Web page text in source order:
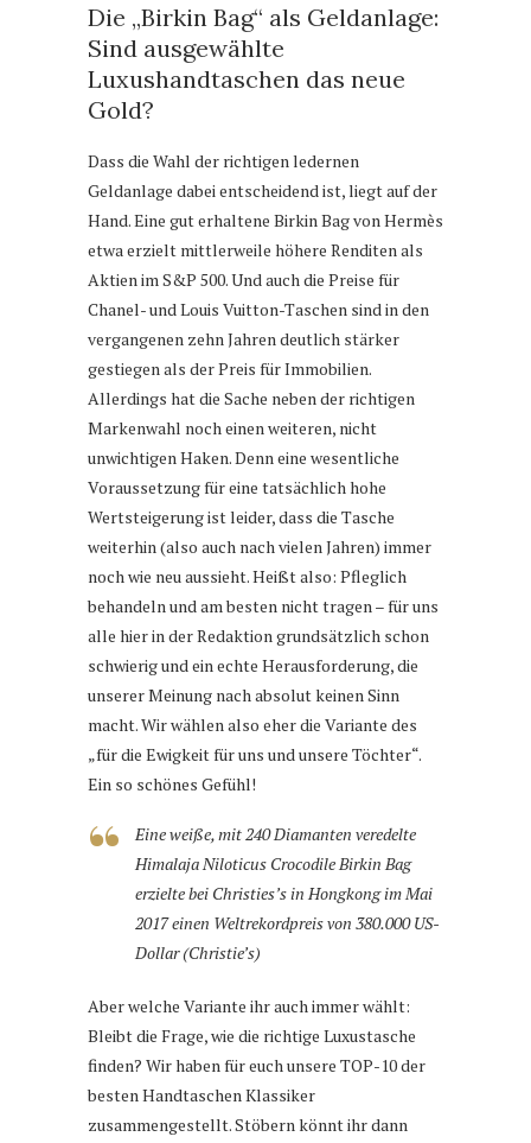
Die „Birkin Bag“ als Geldanlage:
Sind ausgewählte
Luxushandtaschen das neue
Gold?
Dass die Wahl der richtigen ledernen
Geldanlage dabei entscheidend ist, liegt auf der
Hand. Eine gut erhaltene Birkin Bag von Hermès
etwa erzielt mittlerweile höhere Renditen als
Aktien im S&P 500. Und auch die Preise für
Chanel- und Louis Vuitton-Taschen sind in den
vergangenen zehn Jahren deutlich stärker
gestiegen als der Preis für Immobilien.
Allerdings hat die Sache neben der richtigen
Markenwahl noch einen weiteren, nicht
unwichtigen Haken. Denn eine wesentliche
Voraussetzung für eine tatsächlich hohe
Wertsteigerung ist leider, dass die Tasche
weiterhin (also auch nach vielen Jahren) immer
noch wie neu aussieht. Heißt also: Pfleglich
behandeln und am besten nicht tragen – für uns
alle hier in der Redaktion grundsätzlich schon
schwierig und ein echte Herausforderung, die
unserer Meinung nach absolut keinen Sinn
macht. Wir wählen also eher die Variante des
„für die Ewigkeit für uns und unsere Töchter“.
Ein so schönes Gefühl!
Eine weiße, mit 240 Diamanten veredelte
Himalaja Niloticus Crocodile Birkin Bag
erzielte bei Christies’s in Hongkong im Mai
2017 einen Weltrekordpreis von 380.000 US-
Dollar (Christie’s)
Aber welche Variante ihr auch immer wählt:
Bleibt die Frage, wie die richtige Luxustasche
finden? Wir haben für euch unsere TOP-10 der
besten Handtaschen Klassiker
zusammengestellt. Stöbern könnt ihr dann